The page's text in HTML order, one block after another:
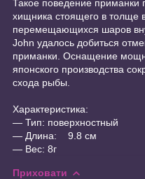
Такое поведение приманки
хищника стоящего в толще
перемещающихся шаров
John удалось добиться
приманки. Оснащение
японского производства
схода рыбы.
Характеристика:
― Тип: поверхностный
― Длина: 9.8 см
― Вес: 8г
Приховати